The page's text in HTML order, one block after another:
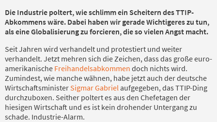
Die Industrie poltert, wie schlimm ein Scheitern des TTIP-
Abkommens wäre. Dabei haben wir gerade Wichtigeres zu tun,
als eine Globalisierung zu forcieren, die so vielen Angst macht.
Seit Jahren wird verhandelt und protestiert und weiter
verhandelt. Jetzt mehren sich die Zeichen, dass das große euro-
amerikanische Freihandelsabkommen doch nichts wird.
Zumindest, wie manche wähnen, habe jetzt auch der deutsche
Wirtschaftsminister Sigmar Gabriel aufgegeben, das TTIP-Ding
durchzuboxen. Seither poltert es aus den Chefetagen der
hiesigen Wirtschaft und es ist kein drohender Untergang zu
schade. Industrie-Alarm.